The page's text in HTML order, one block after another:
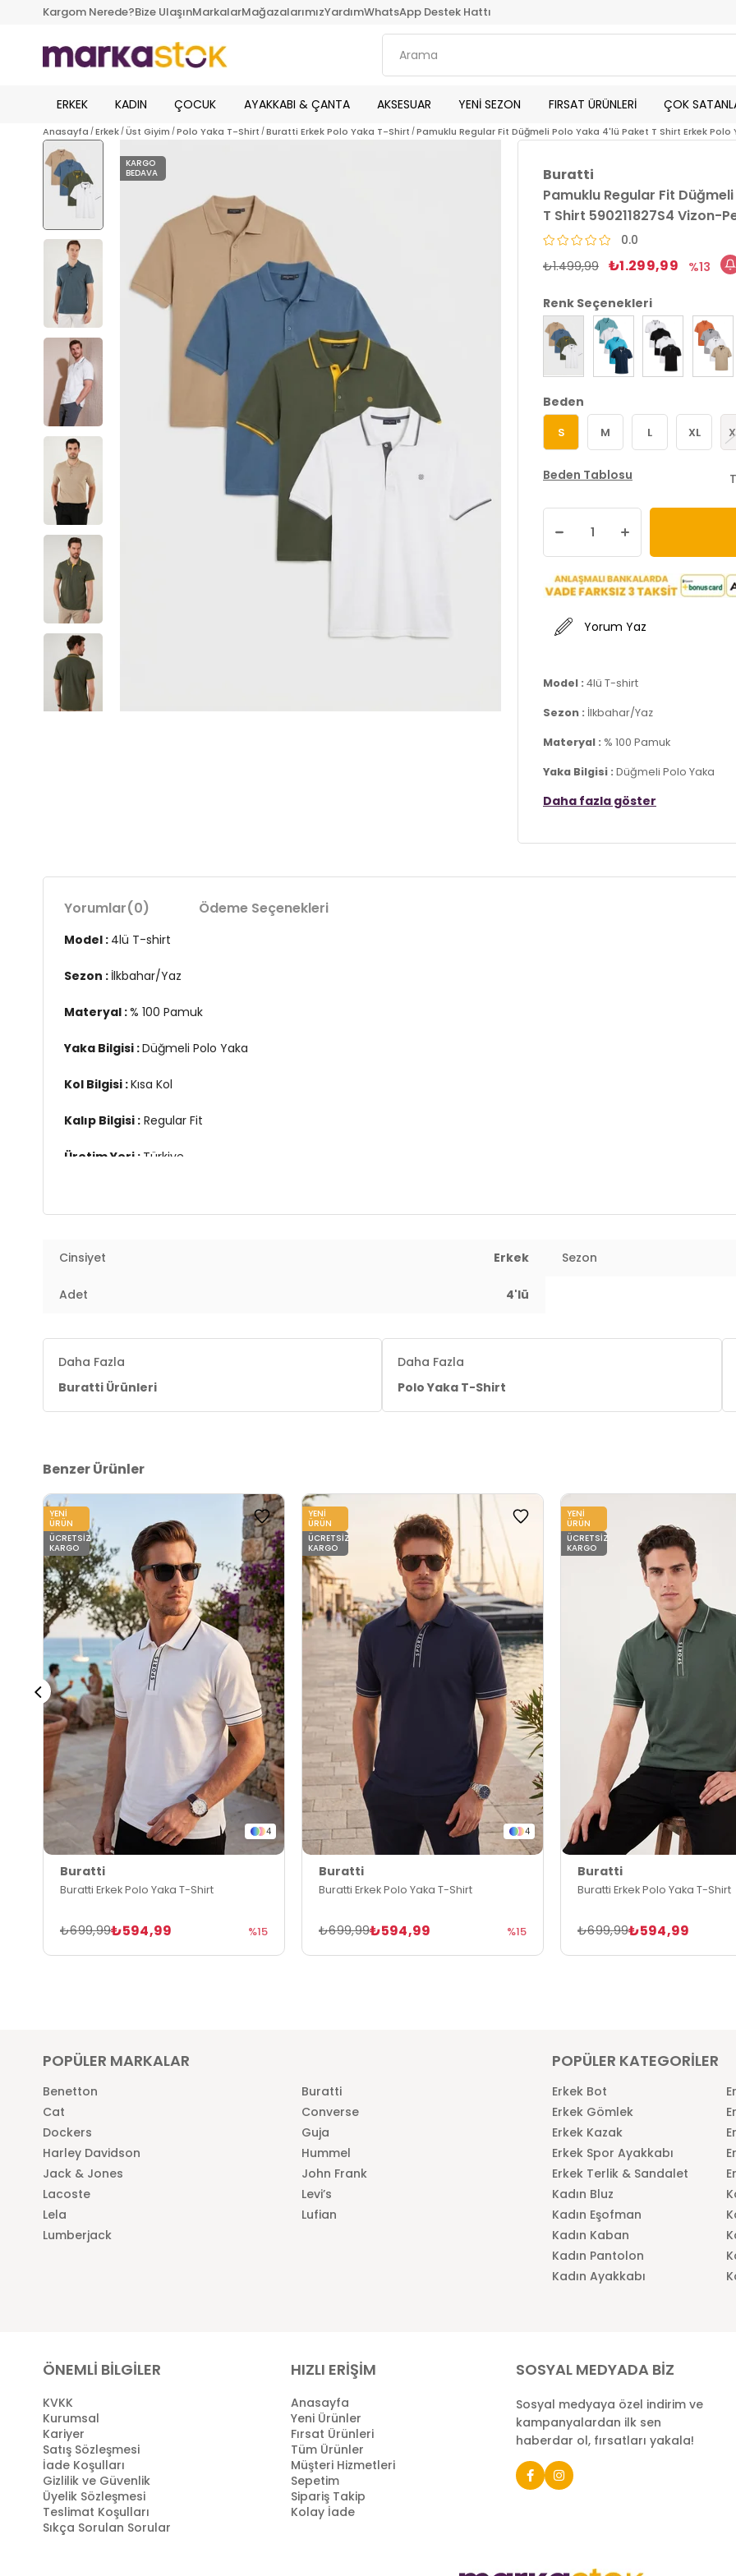
Kargom Nerede?Bize UlaşınMarkalarMağazalarımızYardımWhatsApp Destek Hattı
ERKEK KADIN ÇOCUK AYAKKABI & ÇANTA AKSESUAR YENİ SEZON FIRSAT ÜRÜNLERİ ÇOK
Anasayfa Erkek Üst Giyim Polo Yaka T-Shirt Buratti Erkek Polo Yaka T-Shirt Pamuklu Regular Fit Düğmeli Polo Yaka 4'lü Paket T Shirt Erkek
KARGO
BEDAVA
Buratti
Pamuklu Regular Fit
T Shirt 590211827S4 Vizon-
0.0
₺1.499,99 ₺1.299,99 13
Renk Seçenekleri
Beden
S M L XL
Beden Tablosu
Yorum Yaz
Model : 4lü T-shirt
Sezon : İlkbahar/Yaz
Materyal : % 100 Pamuk
Yaka Bilgisi : Düğmeli Polo Yaka
Kol Bilgisi :Kısa Kol
7DS1590211827S4.5391
Daha fazla göster
Yorumlar(0) Ödeme Seçenekleri
Model : 4lü T-shirt
Sezon : İlkbahar/Yaz
Materyal :% 100 Pamuk
Yaka Bilgisi :Düğmeli Polo Yaka
Kol Bilgisi :Kısa Kol
Kalıp Bilgisi : Regular Fit
Üretim Yeri : Türkiye
Cinsiyet Erkek Sezon
Adet 4'lü
Daha Fazla
Buratti Ürünleri
Daha Fazla
Polo Yaka T-Shirt
Benzer Ürünler
4
Buratti
Buratti Erkek Polo Yaka T-Shirt
₺594,99
₺699,99 %15
YENI
ÜRÜN
ÜCRETSIZ
KARGO
4
Buratti
Buratti Erkek Polo Yaka T-Shirt
₺594,99
₺699,99 %15
YENI
ÜRÜN
ÜCRETSIZ
KARGO
Buratti
Buratti Erkek Polo Yaka T-Shirt
₺594,99
₺699,99
YENI
ÜRÜN
ÜCRETSIZ
KARGO
POPÜLER MARKALAR
Benetton
Buratti
Cat
Converse
Dockers
Guja
Harley Davidson
Hummel
Jack & Jones
John Frank
Lacoste
Levi’s
Lela
Lufian
Lumberjack
POPÜLER KATEGORİLER
Erkek Bot
Erkek Gömlek
Erkek Kazak
Erkek Spor Ayakkabı
Erkek Terlik & Sandalet
Kadın Bluz
Kadın Eşofman
Kadın Kaban
Kadın Pantolon
Kadın Ayakkabı
ÖNEMLİ BİLGİLER
KVKK
Kurumsal
Kariyer
Satış Sözleşmesi
İade Koşulları
Gizlilik ve Güvenlik
Üyelik Sözleşmesi
Teslimat Koşulları
Sıkça Sorulan Sorular
HIZLI ERİŞİM
Anasayfa
Yeni Ürünler
Fırsat Ürünleri
Tüm Ürünler
Müşteri Hizmetleri
Sepetim
Sipariş Takip
Kolay İade
SOSYAL MEDYADA BİZ
Sosyal medyaya özel indirim ve
kampanyalardan ilk sen
haberdar ol, fırsatları yakala!